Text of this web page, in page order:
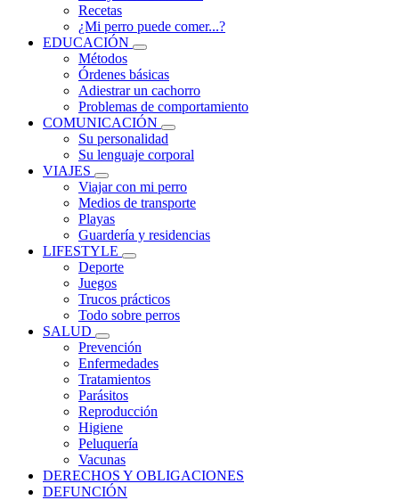
Recetas
¿Mi perro puede comer...?
EDUCACIÓN
Métodos
Órdenes básicas
Adiestrar un cachorro
Problemas de comportamiento
COMUNICACIÓN
Su personalidad
Su lenguaje corporal
VIAJES
Viajar con mi perro
Medios de transporte
Playas
Guardería y residencias
LIFESTYLE
Deporte
Juegos
Trucos prácticos
Todo sobre perros
SALUD
Prevención
Enfermedades
Tratamientos
Parásitos
Reproducción
Higiene
Peluquería
Vacunas
DERECHOS Y OBLIGACIONES
DEFUNCIÓN